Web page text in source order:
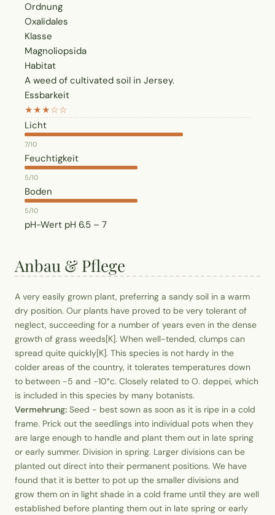
Ordnung
Oxalidales
Klasse
Magnoliopsida
Habitat
A weed of cultivated soil in Jersey.
Essbarkeit
★★★☆☆
Licht
7/10
Feuchtigkeit
5/10
Boden
5/10
pH-Wert pH 6.5 – 7
Anbau & Pflege
A very easily grown plant, preferring a sandy soil in a warm
dry position. Our plants have proved to be very tolerant of
neglect, succeeding for a number of years even in the dense
growth of grass weeds[K]. When well-tended, clumps can
spread quite quickly[K]. This species is not hardy in the
colder areas of the country, it tolerates temperatures down
to between -5 and -10°c. Closely related to O. deppei, which
is included in this species by many botanists.
Vermehrung: Seed - best sown as soon as it is ripe in a cold
frame. Prick out the seedlings into individual pots when they
are large enough to handle and plant them out in late spring
or early summer. Division in spring. Larger divisions can be
planted out direct into their permanent positions. We have
found that it is better to pot up the smaller divisions and
grow them on in light shade in a cold frame until they are well
established before planting them out in late spring or early